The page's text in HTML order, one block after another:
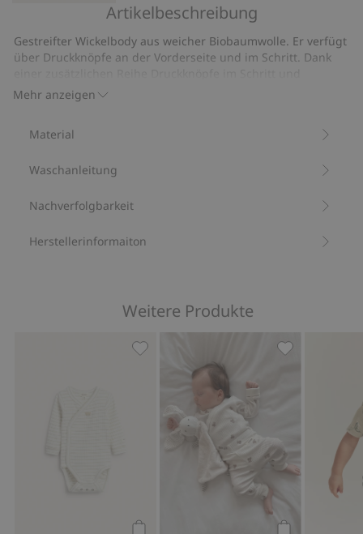
Kaninchen
Artikelbeschreibung
Mehr anzeigen
Gestreifter Wickelbody aus weicher Biobaumwolle. Er verfügt
über Druckknöpfe an der Vorderseite und im Schritt. Dank
verlängerten Bündchen wächst er mit Ihrem Baby mit.
Artikelnummer
Material
Waschanleitung
Nachverfolgbarkeit
Herstellerinformaiton
Weitere Produkte
Gestreifter Wickelbody mit